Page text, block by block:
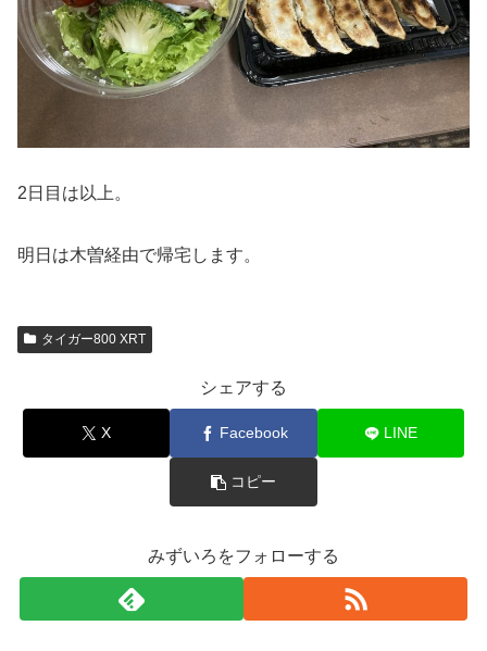
2日目は以上。
明日は木曽経由で帰宅します。
タイガー800 XRT
シェアする
X Facebook LINE
コピー
みずいろをフォローする